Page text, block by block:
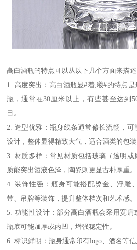
高白酒瓶的特点可以从以下几个方面来描述
1. 高度突出：高白酒瓶显#着,曦#的特点
瓶，通常在30厘米以上，有些甚至达到
目。
2. 造型优雅：瓶身线条通常修长流畅，可
设计，整体显得精致大气，适合酒类的包装
3. 材质多样：常见材质包括玻璃（透明
质能突出酒液色泽，陶瓷则更显古朴厚重。
4. 装饰性强：瓶身可能搭配烫金、浮雕
带、吊牌等装饰，提升整体档次和艺术感。
5. 功能性设计：部分高白酒瓶会采用宽肩
瓶底可能加厚或内凹，增强稳定性。
6. 标识鲜明：瓶身通常印有logo、酒名等